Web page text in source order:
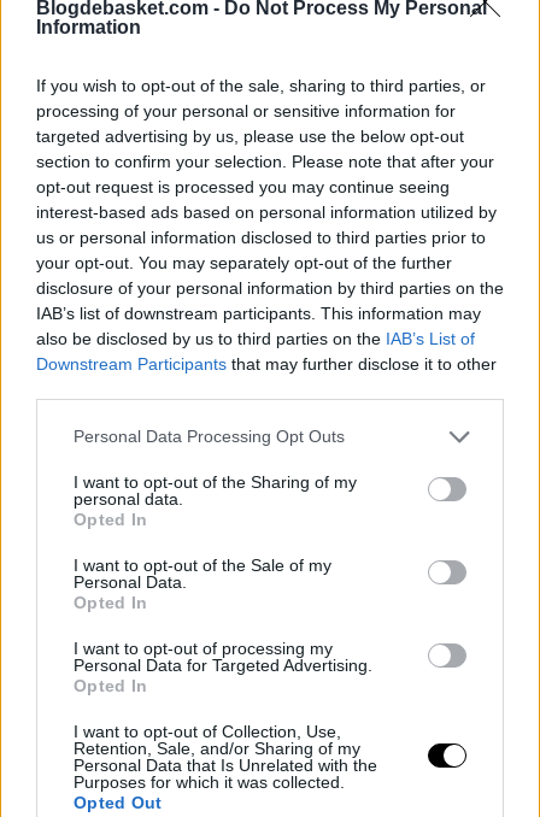
Blogdebasket.com - Do Not Process My Personal
Information
If you wish to opt-out of the sale, sharing to third parties, or
processing of your personal or sensitive information for
targeted advertising by us, please use the below opt-out
section to confirm your selection. Please note that after your
opt-out request is processed you may continue seeing
interest-based ads based on personal information utilized by
us or personal information disclosed to third parties prior to
your opt-out. You may separately opt-out of the further
disclosure of your personal information by third parties on the
IAB’s list of downstream participants. This information may
also be disclosed by us to third parties on the IAB’s List of
Downstream Participants that may further disclose it to other
Personal Data Processing Opt Outs
I want to opt-out of the Sharing of my
personal data.
Opted In
I want to opt-out of the Sale of my
Personal Data.
Opted In
I want to opt-out of processing my
Personal Data for Targeted Advertising.
Opted In
I want to opt-out of Collection, Use,
Retention, Sale, and/or Sharing of my
Personal Data that Is Unrelated with the
Purposes for which it was collected.
Opted Out